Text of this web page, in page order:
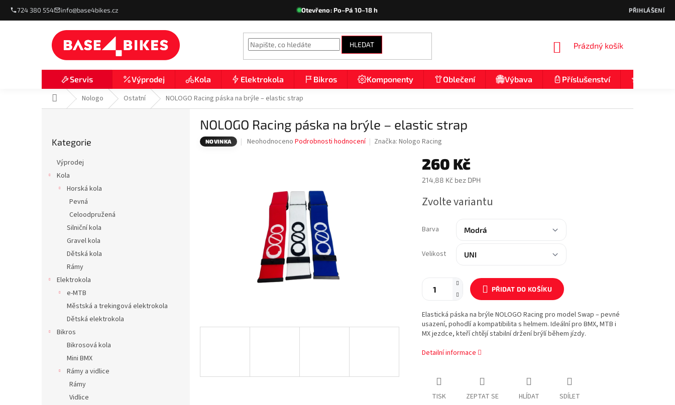
obsah
724 380 554 info@base4bikes.cz Otevřeno: Po–Pá 10–18 h PŘIHLÁŠENÍ
HLEDAT
NÁKUPNÍ
Prázdný košík
Servis Výprodej Kola Elektrokola Bikros Komponenty Oblečení Výbava Příslušenství
Domů Nologo Ostatní NOLOGO Racing páska na brýle – elastic strap
kategorie
Kategorie
Výprodej
Kola
Horská kola
Pevná
Celoodpružená
Silniční kola
Gravel kola
Dětská kola
Rámy
Elektrokola
e-MTB
Městská a trekingová elektrokola
Dětská elektrokola
Bikros
Bikrosová kola
Mini BMX
Rámy a vidlice
Rámy
Vidlice
NOLOGO Racing páska na brýle – elastic strap
NOVINKA
Průměrné
hvězdiček.
Neohodnoceno Podrobnosti hodnocení Značka: Nologo Racing
260 Kč
214,88 Kč bez DPH
cena:
Zvolte variantu
Barva
Velikost
PŘIDAT DO KOŠÍKU
Elastická páska na brýle NOLOGO Racing pro model Swap – pevné
usazení, pohodlí a kompatibilita s helmem. Ideální pro BMX, MTB i
MX jezdce, kteří chtějí stabilní držení brýlí během jízdy.
Detailní informace
TISK ZEPTAT SE HLÍDAT SDÍLET